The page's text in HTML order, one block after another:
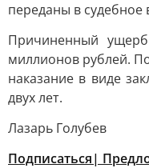
переданы в судебное
Причиненный
миллионов рублей.
наказание в виде
двух лет.
Лазарь Голубев
Подписаться|